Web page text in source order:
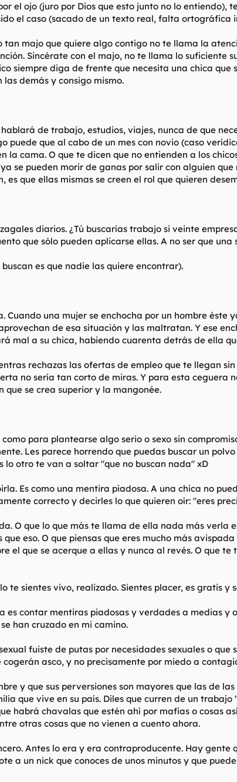
el ojo (juro por Dios que esto junto no lo entiendo),
el caso (sacado de un texto real, falta ortográfica
majo que quiere algo contigo no te llama la
Sincérate con el majo, no te llama lo suficiente
siempre diga de frente que necesita una chica
demás y consigo mismo.
de trabajo, estudios, viajes, nunca de que
que al cabo de un mes con novio (caso
cama. O que te dicen que no entienden a los
se pueden morir de ganas por salir con alguien
que ellas mismas se creen el rol que quieren
diarios. ¿Tú buscarías trabajo si veinte
que sólo pueden aplicarse ellas. A no ser que
es que nadie las quiere encontrar).
una mujer se enchocha por un hombre éste
de esa situación y las maltratan. Y ese
mal a su chica, habiendo cuarenta detrás de ella
rechazas las ofertas de empleo que te llegan
no sería tan corto de miras. Y para esta ceguera
que se crea superior y la mangonée.
para plantearse algo serio o sexo sin
Les parece horrendo que puedas buscar un
lo otro te van a soltar "que no buscan nada" xD
Es como una mentira piadosa. A una chica no
correcto y decirles lo que quieren oír: "eres
O que lo que más te llama de ella nada más verla
eso. O que piensas que eres mucho más
el que se acerque a ellas y nunca al revés. O que
te sientes vivo, realizado. Sientes placer, es gratis y
es contar mentiras piadosas y verdades a medias y
han cruzado en mi camino.
fuiste de putas por necesidades sexuales o
asco, y no precisamente por miedo a
y que sus perversiones son mayores que las de
que vive en su país. Diles que curren de un
habrá chavalas que estén ahí por mafias o cosas
otras cosas que no vienen a cuento ahora.
Antes lo era y era contraproducente. Hay
a un nick que conoces de unos minutos y que